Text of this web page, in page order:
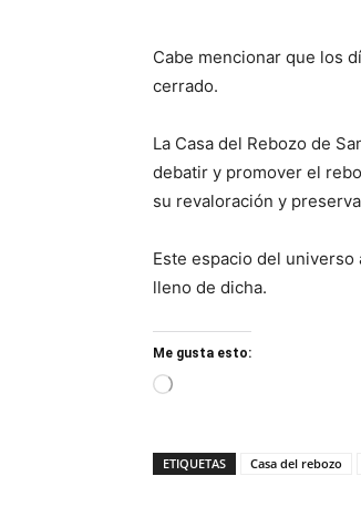
Cabe mencionar que los
cerrado.
La Casa del Rebozo de
debatir y promover el
su revaloración y
Este espacio del
lleno de dicha.
Me gusta esto:
Loading…
ETIQUETAS Casa del rebozo